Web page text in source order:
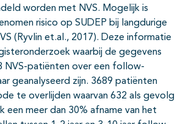
worden met NVS. Mogelijk is
risico op SUDEP bij langdurige
(Ryvlin et.al., 2017). Deze informatie
waarbij de gegevens
NVS-patiënten over een follow-
geanalyseerd zijn. 3689 patiënten
te overlijden waarvan 632 als gevolg
een meer dan 30% afname van het